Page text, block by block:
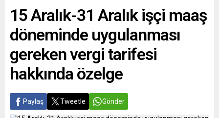
15 Aralık-31 Aralık işçi maaş
döneminde uygulanması
gereken vergi tarifesi
hakkında özelge
Paylaş Tweetle Gönder